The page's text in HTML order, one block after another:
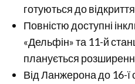
готуються до
Повністю доступні
«Дельфін» та 11-й
планується
Від Ланжерона до 16-ї